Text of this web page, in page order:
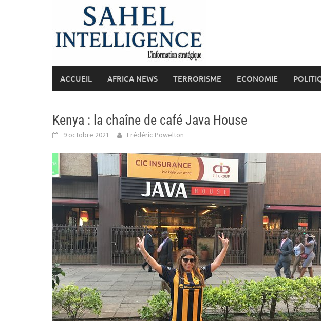
ACCUEIL AFRICA NEWS TERRORISME ECONOMIE
Kenya : la chaîne de café Java House
9 octobre 2021 Frédéric Powelton